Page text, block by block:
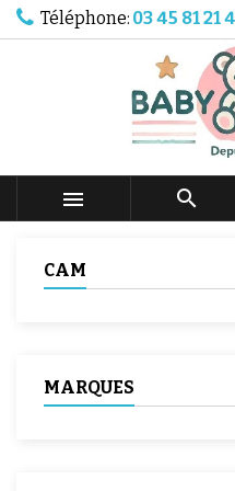
Téléphone: 03 45 81 21
 
CAM
MARQUES